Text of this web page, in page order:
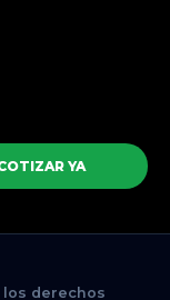
YA
derechos